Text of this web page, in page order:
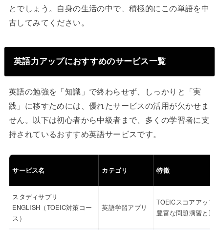
とでしょう。自身の生活の中で、積極的にこの単語を中
古してみてください。
英語力アップにおすすめのサービス一覧
英語の勉強を「知識」で終わらせず、しっかりと「実
践」に移すためには、優れたサービスの活用が欠かせま
せん。以下は初心者から中級者まで、多くの学習者に支
持されているおすすめ英語サービスです。
サービス名 カテゴリ 特徴
スタディサプリ
ENGLISH（TOEIC対策コー
ス）
英語学習アプリ
TOEICスコアアップ
豊富な問題演習と講